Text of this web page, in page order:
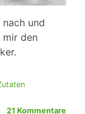
und
den
21 Kommentare